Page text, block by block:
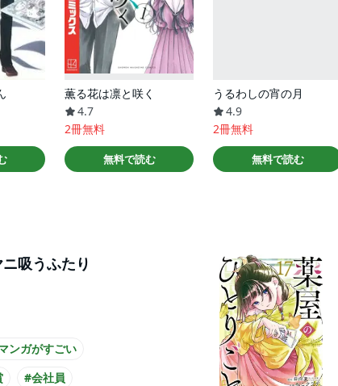
薫る花は凛と咲く
4.7
2冊無料
無料で読む
うるわしの宵の月
4.9
2冊無料
無料で読む
吸うふたり
ンガがすごい
#会社員